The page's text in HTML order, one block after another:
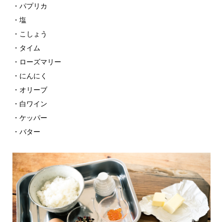
・パプリカ
・塩
・こしょう
・タイム
・ローズマリー
・にんにく
・オリーブ
・白ワイン
・ケッパー
・バター